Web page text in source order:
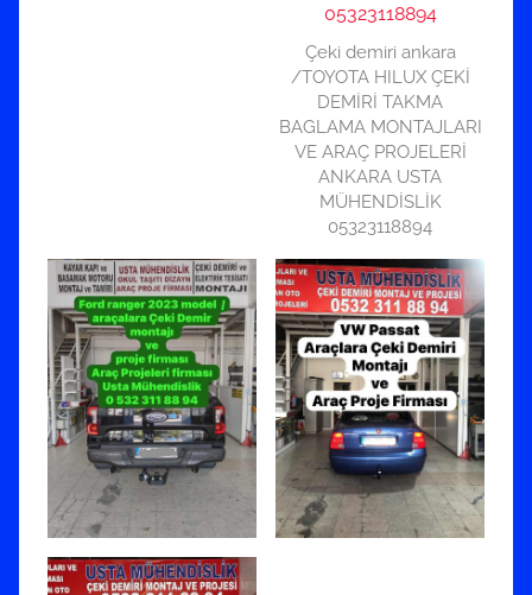
Çeki demiri ankara
/TOYOTA HILUX ÇEKİ
DEMİRİ TAKMA
BAGLAMA MONTAJLARI
VE ARAÇ PROJELERİ
ANKARA USTA
MÜHENDİSLİK
05323118894